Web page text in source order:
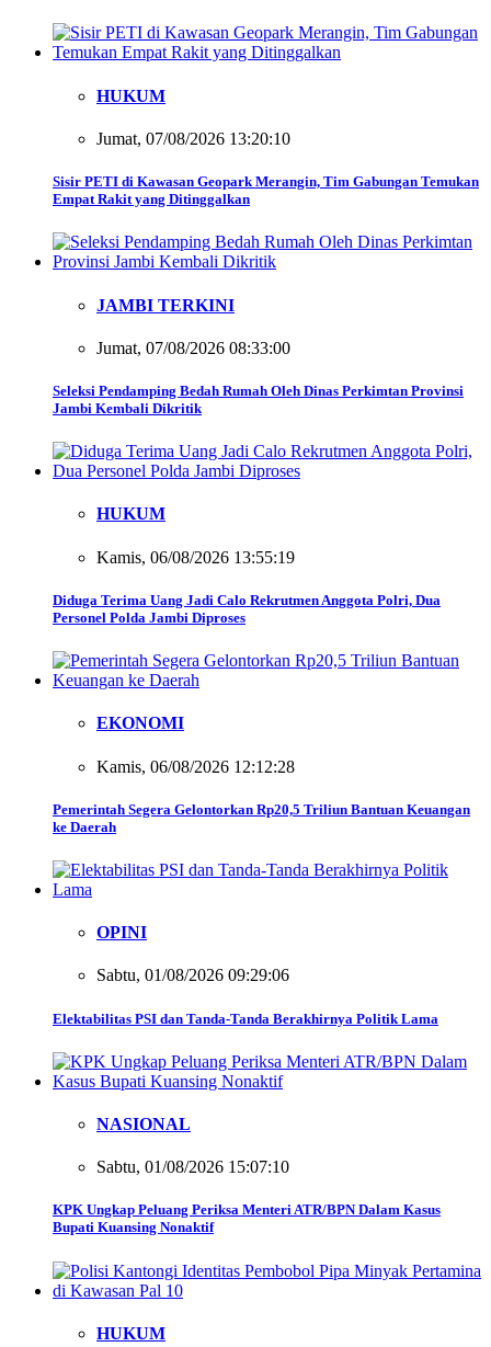
HUKUM
Jumat, 07/08/2026 13:20:10
Sisir PETI di Kawasan Geopark Merangin, Tim Gabungan Temukan
Empat Rakit yang Ditinggalkan
JAMBI TERKINI
Jumat, 07/08/2026 08:33:00
Seleksi Pendamping Bedah Rumah Oleh Dinas Perkimtan Provinsi
Jambi Kembali Dikritik
HUKUM
Kamis, 06/08/2026 13:55:19
Diduga Terima Uang Jadi Calo Rekrutmen Anggota Polri, Dua
Personel Polda Jambi Diproses
EKONOMI
Kamis, 06/08/2026 12:12:28
Pemerintah Segera Gelontorkan Rp20,5 Triliun Bantuan Keuangan
ke Daerah
OPINI
Sabtu, 01/08/2026 09:29:06
Elektabilitas PSI dan Tanda-Tanda Berakhirnya Politik Lama
NASIONAL
Sabtu, 01/08/2026 15:07:10
KPK Ungkap Peluang Periksa Menteri ATR/BPN Dalam Kasus
Bupati Kuansing Nonaktif
HUKUM